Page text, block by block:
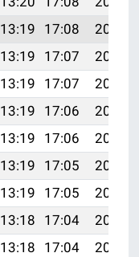
13:19 17:08
20:19
13:19 17:07
20:18
13:19 17:07
20:17
13:19 17:06
20:16
13:19 17:06
20:15
13:19 17:05
20:13
13:19 17:05
20:12
13:18 17:04
20:11
13:18 17:04
20:10